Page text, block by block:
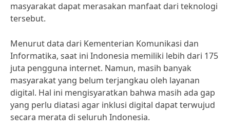
masyarakat dapat merasakan manfaat dari teknologi
tersebut.
Menurut data dari Kementerian Komunikasi dan
Informatika, saat ini Indonesia memiliki lebih dari 175
juta pengguna internet. Namun, masih banyak
masyarakat yang belum terjangkau oleh layanan
digital. Hal ini mengisyaratkan bahwa masih ada gap
yang perlu diatasi agar inklusi digital dapat terwujud
secara merata di seluruh Indonesia.